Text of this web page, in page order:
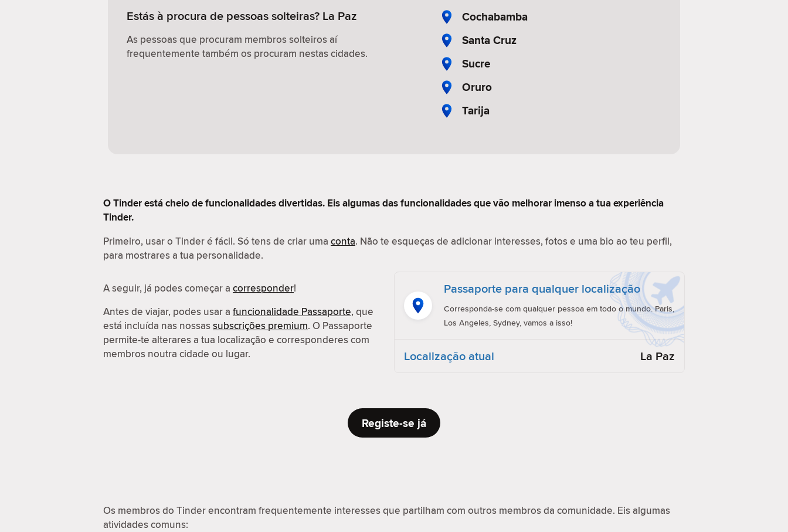
Estás à procura de pessoas solteiras? La Paz
As pessoas que procuram membros solteiros aí
frequentemente também os procuram nestas cidades.
Cochabamba
Santa Cruz
Sucre
Oruro
Tarija
O Tinder está cheio de funcionalidades divertidas. Eis algumas das funcionalidades que vão melhorar imenso a tua experiência
Tinder.
Primeiro, usar o Tinder é fácil. Só tens de criar uma conta. Não te esqueças de adicionar interesses, fotos e uma bio ao teu perfil,
para mostrares a tua personalidade.
A seguir, já podes começar a corresponder!
Antes de viajar, podes usar a funcionalidade Passaporte, que
está incluída nas nossassubscrições premium. O Passaporte
permite-te alterares a tua localização e corresponderes com
membros noutra cidade ou lugar.
Passaporte para qualquer localização
Corresponda-se com qualquer pessoa em todo o mundo. Paris,
Los Angeles, Sydney, vamos a isso!
Localização atual La Paz
Registe-se já
Os membros do Tinder encontram frequentemente interesses que partilham com outros membros da comunidade. Eis algumas
atividades comuns: